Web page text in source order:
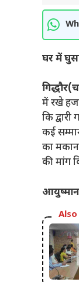
घर में
में रखे
कि
कई
का मकान
की मांग
आयुष्मान
Also